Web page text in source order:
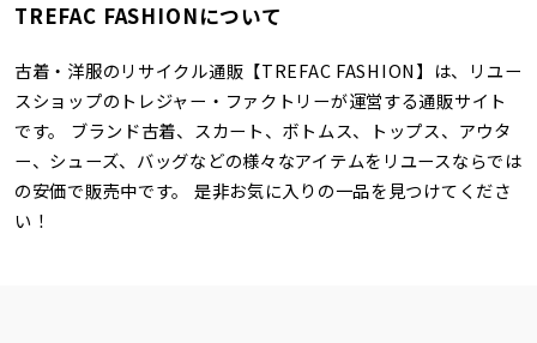
TREFAC FASHIONについて
古着・洋服のリサイクル通販【TREFAC FASHION】は、リユー
スショップのトレジャー・ファクトリーが運営する通販サイト
です。 ブランド古着、スカート、ボトムス、トップス、アウタ
ー、シューズ、バッグなどの様々なアイテムをリユースならでは
の安価で販売中です。 是非お気に入りの一品を見つけてくださ
い！